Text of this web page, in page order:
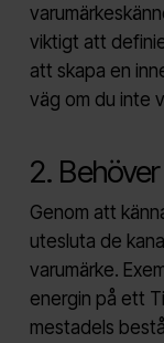
viktigt att
att skapa en
väg om du inte
2.
Genom att
utesluta de
varumärke.
energin på ett
mestadels